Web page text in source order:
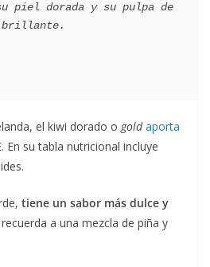
piel dorada y su pulpa de
el kiwi dorado o gold aporta
En su tabla nutricional incluye
tiene un sabor más dulce y
a una mezcla de piña y